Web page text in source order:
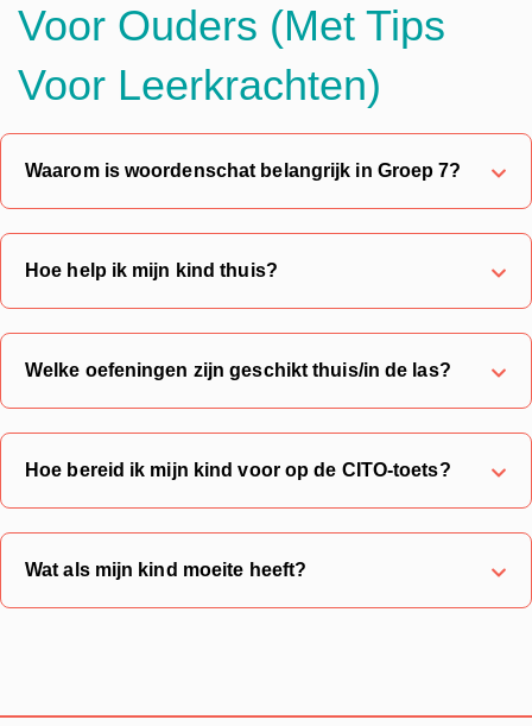
Voor Ouders (met Tips
Voor Leerkrachten)
Waarom is woordenschat belangrijk in Groep 7?
Hoe help ik mijn kind thuis?
Welke oefeningen zijn geschikt thuis/in de las?
Hoe bereid ik mijn kind voor op de CITO-toets?
Wat als mijn kind moeite heeft?